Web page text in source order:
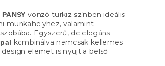
vonzó türkiz színben ideális
munkahelyhez, valamint
Egyszerű, de elegáns
kombinálva nemcsak kellemes
elemet is nyújt a belső